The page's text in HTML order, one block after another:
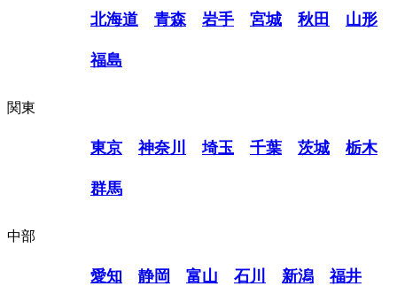
北海道 青森 岩手 宮城 秋田 山形
福島
関東
東京 神奈川 埼玉 千葉 茨城 栃木
群馬
中部
愛知 静岡 富山 石川 新潟 福井